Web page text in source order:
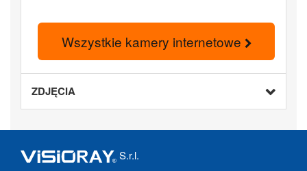
Wszystkie kamery internetowe
ZDJĘCIA
S.r.l.